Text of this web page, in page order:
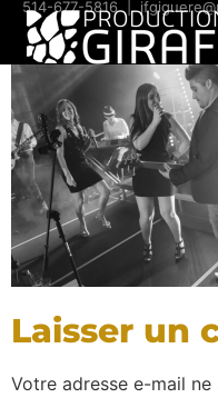
principal
514-677-5816|
Laisser un
Votre adresse e-mail ne